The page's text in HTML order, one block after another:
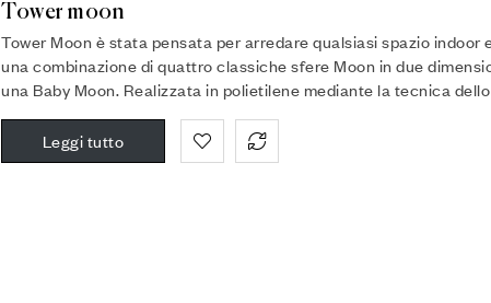
Tower moon
Tower Moon è stata pensata per arredare qualsiasi spazio indoor
una combinazione di quattro classiche sfere Moon in due
una Baby Moon. Realizzata in polietilene mediante la tecnica
Leggi tutto